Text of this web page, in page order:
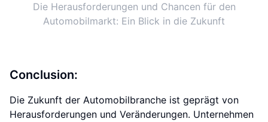
Die Herausforderungen und Chancen für den
Automobilmarkt: Ein Blick in die Zukunft
Conclusion:
Die Zukunft der Automobilbranche ist geprägt von
Herausforderungen und Veränderungen. Unternehmen